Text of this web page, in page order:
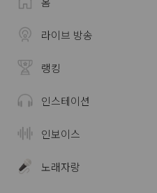
라이브 방송
랭킹
인스테이션
인보이스
노래자랑